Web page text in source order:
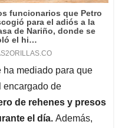
ha mediado para que
encargado de
de rehenes y presos
el día. Además,